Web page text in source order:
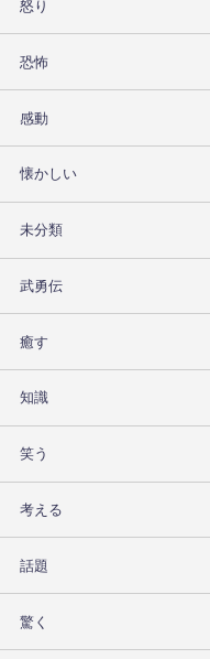
怒り
恐怖
感動
懐かしい
未分類
武勇伝
癒す
知識
笑う
考える
話題
驚く